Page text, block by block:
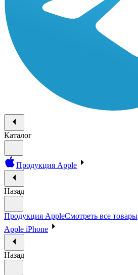
Каталог
Продукция Apple
Назад
Продукция AppleСмотреть все товары
Apple iPhone
Назад